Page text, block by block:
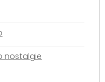
nostalgie